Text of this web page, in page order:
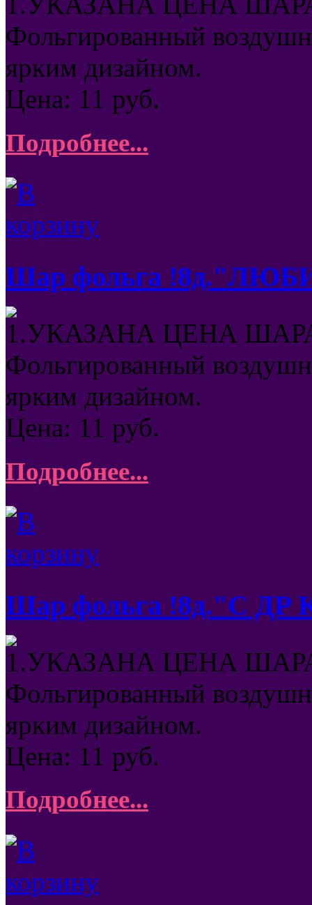
Фольгированный
ярким дизайном.
Цена: 11 руб.
Подробнее...
Шар фольга
1.УКАЗАНА ЦЕНА
Фольгированный
ярким дизайном.
Цена: 11 руб.
Подробнее...
Шар фольга !8д."С ДР
1.УКАЗАНА ЦЕНА
Фольгированный
ярким дизайном.
Цена: 11 руб.
Подробнее...